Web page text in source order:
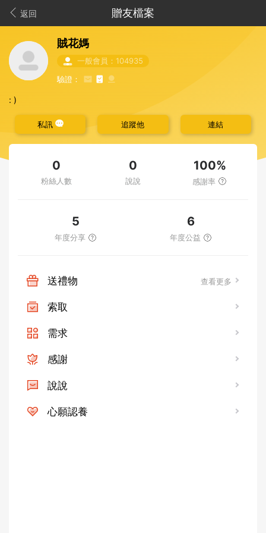
返回 贈友檔案
賊花媽
一般會員：104935
驗證：
: )
私訊 追蹤他 連結
0
粉絲人數
0
說說
100%
感謝率
5
年度分享
6
年度公益
送禮物 查看更多
索取
需求
感謝
說說
心願認養